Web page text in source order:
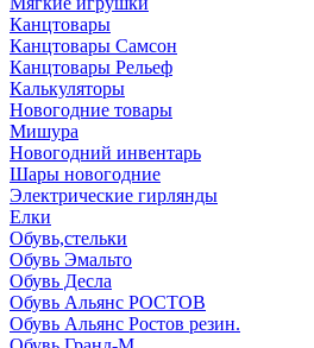
Канцтовары
Канцтовары Самсон
Канцтовары Рельеф
Калькуляторы
Новогодние товары
Мишура
Новогодний инвентарь
Шары новогодние
Электрические гирлянды
Елки
Обувь,стельки
Обувь Эмальто
Обувь Десла
Обувь Альянс РОСТОВ
Обувь Альянс Ростов резин.